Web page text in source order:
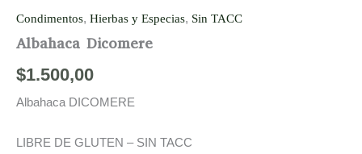
Condimentos, Hierbas y Especias, Sin TACC
Albahaca Dicomere
$1.500,00
Albahaca DICOMERE
LIBRE DE GLUTEN – SIN TACC